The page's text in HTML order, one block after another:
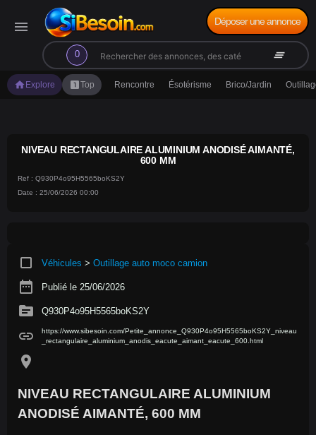
menu
0
search clear_all
Déposer une annonce
home Explore looks_oneTop Rencontre Ésotérisme Brico/Jardin
NIVEAU RECTANGULAIRE ALUMINIUM ANODISÉ AIMANTÉ,
600 MM
Ref : Q930P4o95H5565boKS2Y
Date : 25/06/2026 00:00
crop_square Véhicules > Outillage auto moco camion
date_range Publié le 25/06/2026
source Q930P4o95H5565boKS2Y
link
https://www.sibesoin.com/Petite_annonce_Q930P4o95H5565boKS2Y_niveau
_rectangulaire_aluminium_anodis_eacute_aimant_eacute_600.html
location_on
NIVEAU RECTANGULAIRE ALUMINIUM
ANODISÉ AIMANTÉ, 600 MM